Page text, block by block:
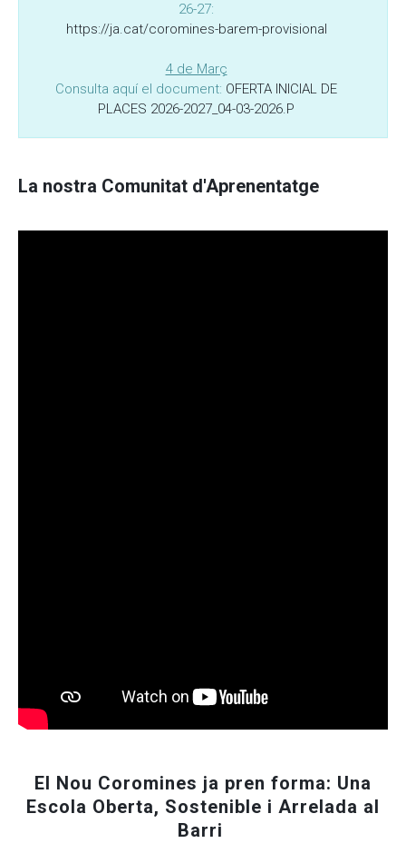
26-27:
https://ja.cat/coromines-barem-provisional
4 de Març
Consulta aquí el document: OFERTA INICIAL DE
PLACES 2026-2027_04-03-2026.P
La nostra Comunitat d'Aprenentatge
El Nou Coromines ja pren forma: Una
Escola Oberta, Sostenible i Arrelada al
Barri